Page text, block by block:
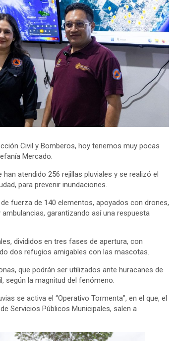
Civil y Bomberos, hoy tenemos muy pocas
Mercado.
atendido 256 rejillas pluviales y se realizó el
para prevenir inundaciones.
fuerza de 140 elementos, apoyados con drones,
garantizando así una respuesta
divididos en tres fases de apertura, con
dos refugios amigables con las mascotas.
que podrán ser utilizados ante huracanes de
según la magnitud del fenómeno.
se activa el “Operativo Tormenta”, en el que, el
Servicios Públicos Municipales, salen a